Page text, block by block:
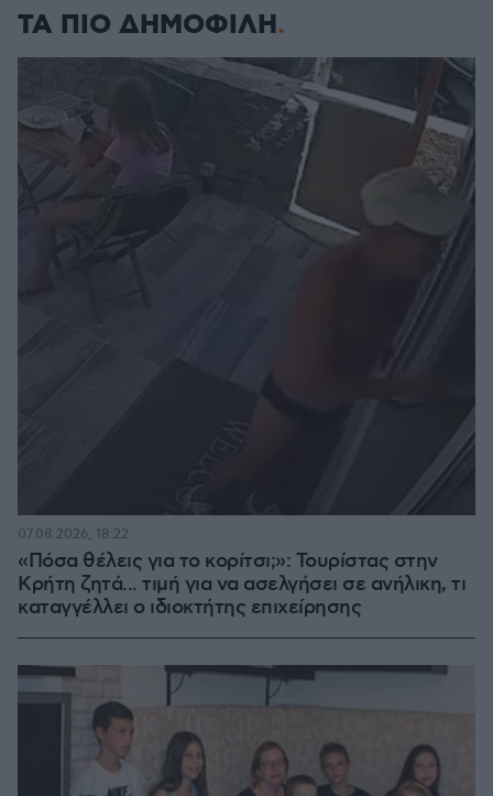
ΤΑ ΠΙΟ ΔΗΜΟΦΙΛΗ
«Πόσα θέλεις για το κορίτσι;»: Τουρίστας στην
Κρήτη ζητά... τιμή για να ασελγήσει σε ανήλικη, τι
καταγγέλλει ο ιδιοκτήτης επιχείρησης
07.08.2026, 18:22